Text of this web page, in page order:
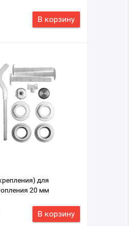
В корзину
для
20 мм
В корзину